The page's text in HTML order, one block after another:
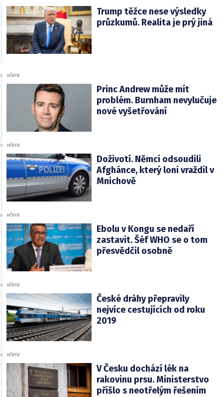
Trump těžce nese výsledky
průzkumů. Realita je prý jiná
včera
Princ Andrew může mít
problém. Burnham nevylučuje
nové vyšetřování
včera
Doživotí. Němci odsoudili
Afghánce, který loni vraždil v
Mnichově
včera
Ebolu v Kongu se nedaří
zastavit. Šéf WHO se o tom
přesvědčil osobně
včera
České dráhy přepravily
nejvíce cestujících od roku
2019
včera
V Česku dochází lék na
rakovinu prsu. Ministerstvo
přišlo s neotřelým řešením